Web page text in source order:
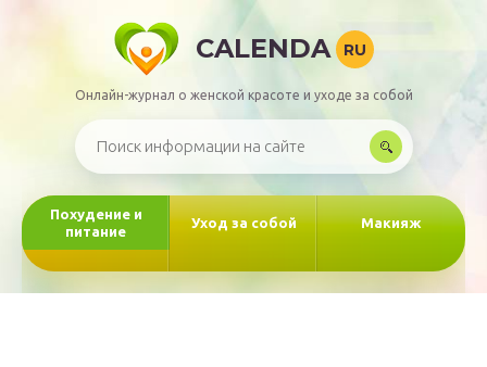
CALENDA RU
Онлайн-журнал о женской красоте и уходе за собой
Похудение и
питание
Уход за собой Макияж